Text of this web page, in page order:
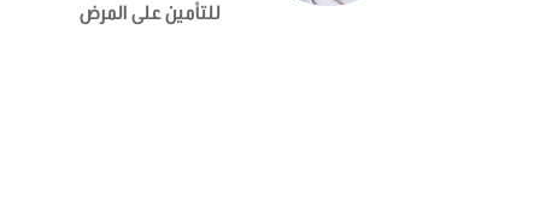
للتأمين على المرض